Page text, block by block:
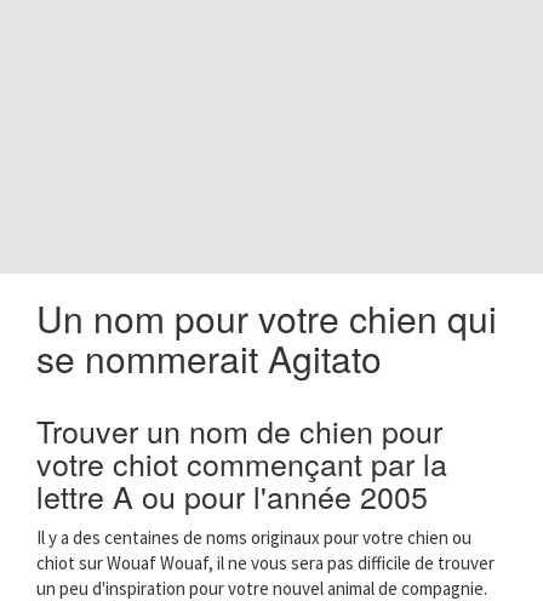
Un nom pour votre chien qui
se nommerait Agitato
Trouver un nom de chien pour
votre chiot commençant par la
lettre A ou pour l'année 2005
Il y a des centaines de noms originaux pour votre chien ou
chiot sur Wouaf Wouaf, il ne vous sera pas difficile de trouver
un peu d'inspiration pour votre nouvel animal de compagnie.